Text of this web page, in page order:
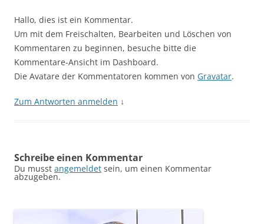
Hallo, dies ist ein Kommentar.
Um mit dem Freischalten, Bearbeiten und Löschen von
Kommentaren zu beginnen, besuche bitte die
Kommentare-Ansicht im Dashboard.
Die Avatare der Kommentatoren kommen von Gravatar.
Zum Antworten anmelden ↓
Schreibe einen Kommentar
Du musst angemeldet sein, um einen Kommentar
abzugeben.